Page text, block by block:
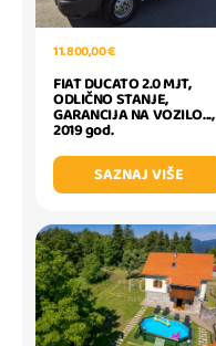
11.800,00 €
FIAT DUCATO 2.0 MJT,
ODLIČNO STANJE,
GARANCIJA NA VOZILO...,
2019 god.
SAZNAJ VIŠE